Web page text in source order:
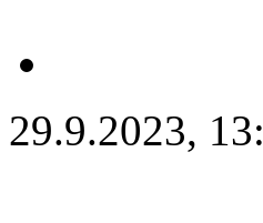
29.9.2023,